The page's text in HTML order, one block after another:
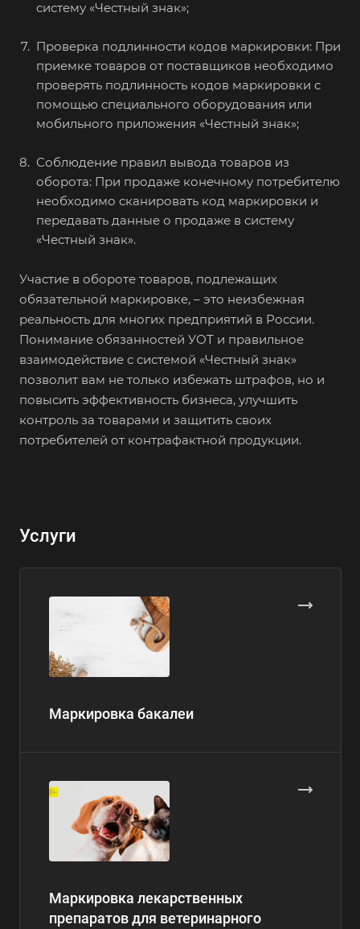
систему «Честный знак»;
Проверка подлинности кодов маркировки: При
приемке товаров от поставщиков необходимо
проверять подлинность кодов маркировки с
помощью специального оборудования или
мобильного приложения «Честный знак»;
Соблюдение правил вывода товаров из
оборота: При продаже конечному потребителю
необходимо сканировать код маркировки и
передавать данные о продаже в систему
«Честный знак».
Участие в обороте товаров, подлежащих
обязательной маркировке, – это неизбежная
реальность для многих предприятий в России.
Понимание обязанностей УОТ и правильное
взаимодействие с системой «Честный знак»
позволит вам не только избежать штрафов, но и
повысить эффективность бизнеса, улучшить
контроль за товарами и защитить своих
потребителей от контрафактной продукции.
Услуги
Маркировка бакалеи
Маркировка лекарственных
препаратов для ветеринарного